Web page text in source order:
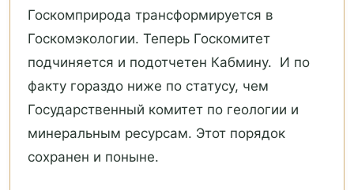
Госкомприрода трансформируется в
Госкомэкологии. Теперь Госкомитет
подчиняется и подотчетен Кабмину. И по
факту гораздо ниже по статусу, чем
Государственный комитет по геологии и
минеральным ресурсам. Этот порядок
сохранен и поныне.